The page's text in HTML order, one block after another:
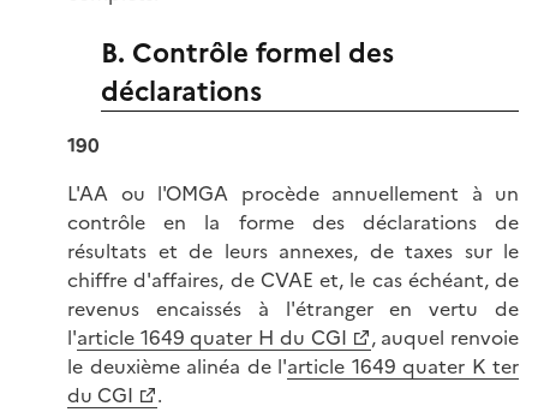
B. Contrôle formel des
déclarations
190
L'AA ou l'OMGA procède annuellement à un
contrôle en la forme des déclarations de
résultats et de leurs annexes, de taxes sur le
chiffre d'affaires, de CVAE et, le cas échéant, de
revenus encaissés à l'étranger en vertu de
l'article 1649 quater H du CGI
, auquel renvoie
le deuxième alinéa de l'article 1649 quater K ter
du CGI
.